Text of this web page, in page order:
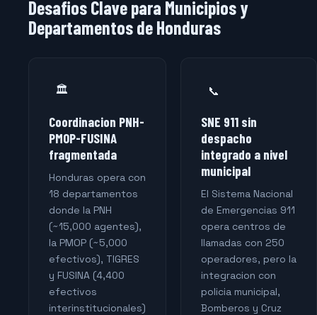
Desafios Clave para Municipios y
Departamentos de Honduras
🏛️
Coordinacion PNH-
PMOP-FUSINA
fragmentada
Honduras opera con
18 departamentos
donde la PNH
(~15,000 agentes),
la PMOP (~5,000
efectivos), TIGRES
y FUSINA (4,400
efectivos
interinstitucionales)
📞
SNE 911 sin
despacho
integrado a nivel
municipal
El Sistema Nacional
de Emergencias 911
opera centros de
llamadas con 250
operadores, pero la
integracion con
policia municipal,
Bomberos y Cruz